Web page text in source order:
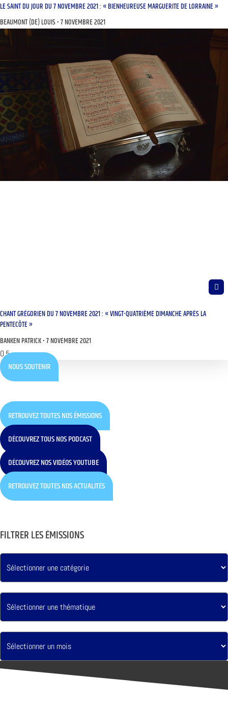
LE SAINT DU JOUR DU 7 NOVEMBRE 2021 : « BIENHEUREUSE MARGUERITE DE LORRAINE »
BEAUMONT (DE) LOUIS 7 NOVEMBRE 2021
CHANT GRÉGORIEN DU 7 NOVEMBRE 2021 : « VINGT-QUATRIÈME DIMANCHE APRÈS LA
PENTECÔTE »
BANKEN PATRICK 7 NOVEMBRE 2021
NOUS SOUTENIR
RETROUVEZ TOUTES NOS ÉMISSIONS
DÉCOUVREZ TOUS NOS PODCAST
DÉCOUVREZ NOS VIDÉOS YOUTUBE
RETROUVEZ TOUTES NOS ACTUALITÉS
FILTRER LES ÉMISSIONS